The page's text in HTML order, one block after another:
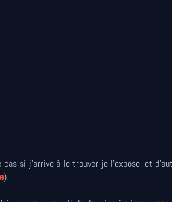
si j'arrive à le trouver je l'expose, et
).